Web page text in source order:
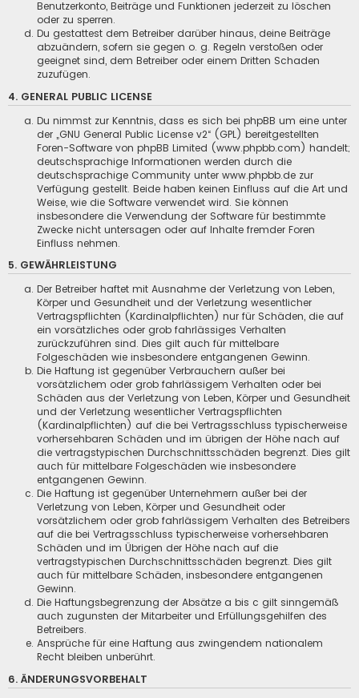
Benutzerkonto, Beiträge und Funktionen jederzeit zu löschen
oder zu sperren.
Du gestattest dem Betreiber darüber hinaus, deine Beiträge
abzuändern, sofern sie gegen o. g. Regeln verstoßen oder
geeignet sind, dem Betreiber oder einem Dritten Schaden
zuzufügen.
4. GENERAL PUBLIC LICENSE
Du nimmst zur Kenntnis, dass es sich bei phpBB um eine unter
der „GNU General Public License v2“ (GPL) bereitgestellten
Foren-Software von phpBB Limited (www.phpbb.com) handelt;
deutschsprachige Informationen werden durch die
deutschsprachige Community unter www.phpbb.de zur
Verfügung gestellt. Beide haben keinen Einfluss auf die Art und
Weise, wie die Software verwendet wird. Sie können
insbesondere die Verwendung der Software für bestimmte
Zwecke nicht untersagen oder auf Inhalte fremder Foren
Einfluss nehmen.
5. GEWÄHRLEISTUNG
Der Betreiber haftet mit Ausnahme der Verletzung von Leben,
Körper und Gesundheit und der Verletzung wesentlicher
Vertragspflichten (Kardinalpflichten) nur für Schäden, die auf
ein vorsätzliches oder grob fahrlässiges Verhalten
zurückzuführen sind. Dies gilt auch für mittelbare
Folgeschäden wie insbesondere entgangenen Gewinn.
Die Haftung ist gegenüber Verbrauchern außer bei
vorsätzlichem oder grob fahrlässigem Verhalten oder bei
Schäden aus der Verletzung von Leben, Körper und Gesundheit
und der Verletzung wesentlicher Vertragspflichten
(Kardinalpflichten) auf die bei Vertragsschluss typischerweise
vorhersehbaren Schäden und im übrigen der Höhe nach auf
die vertragstypischen Durchschnittsschäden begrenzt. Dies gilt
auch für mittelbare Folgeschäden wie insbesondere
entgangenen Gewinn.
Die Haftung ist gegenüber Unternehmern außer bei der
Verletzung von Leben, Körper und Gesundheit oder
vorsätzlichem oder grob fahrlässigem Verhalten des Betreibers
auf die bei Vertragsschluss typischerweise vorhersehbaren
Schäden und im Übrigen der Höhe nach auf die
vertragstypischen Durchschnittsschäden begrenzt. Dies gilt
auch für mittelbare Schäden, insbesondere entgangenen
Gewinn.
Die Haftungsbegrenzung der Absätze a bis c gilt sinngemäß
auch zugunsten der Mitarbeiter und Erfüllungsgehilfen des
Betreibers.
Ansprüche für eine Haftung aus zwingendem nationalem
Recht bleiben unberührt.
6. ÄNDERUNGSVORBEHALT